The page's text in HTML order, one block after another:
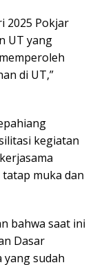
2025 Pokjar
UT yang
di UT,”
kegiatan
muka dan
bahwa saat ini
Dasar
yang sudah